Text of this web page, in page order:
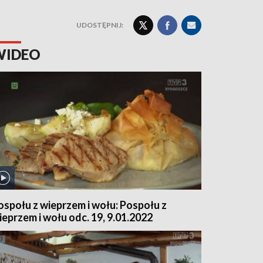
UDOSTĘPNIJ:
z wieprzem i wołu: Pospołu z
i wołu odc. 19, 9.01.2022